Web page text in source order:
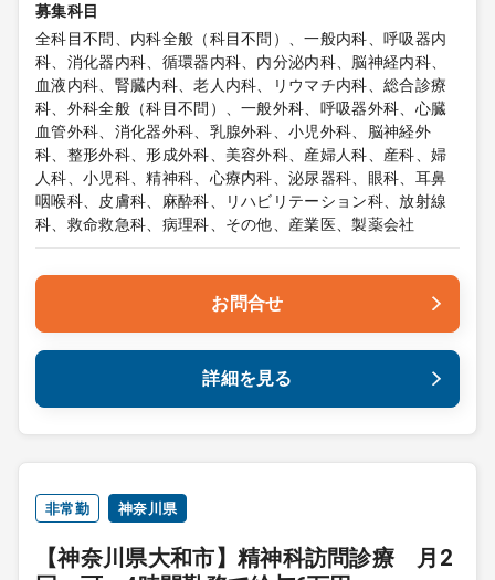
募集科目
全科目不問、内科全般（科目不問）、一般内科、呼吸器内
科、消化器内科、循環器内科、内分泌内科、脳神経内科、
血液内科、腎臓内科、老人内科、リウマチ内科、総合診療
科、外科全般（科目不問）、一般外科、呼吸器外科、心臓
血管外科、消化器外科、乳腺外科、小児外科、脳神経外
科、整形外科、形成外科、美容外科、産婦人科、産科、婦
人科、小児科、精神科、心療内科、泌尿器科、眼科、耳鼻
咽喉科、皮膚科、麻酔科、リハビリテーション科、放射線
科、救命救急科、病理科、その他、産業医、製薬会社
お問合せ
詳細を見る
非常勤 神奈川県
【神奈川県大和市】精神科訪問診療 月2